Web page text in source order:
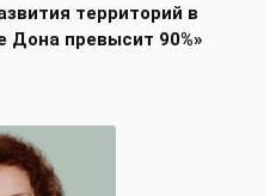
территорий в
превысит 90%»